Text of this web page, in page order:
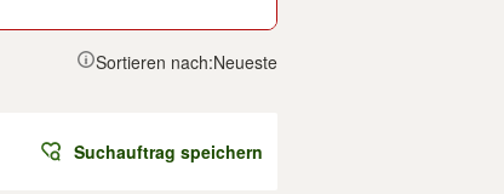
Sortieren nach:Neueste
Suchauftrag speichern